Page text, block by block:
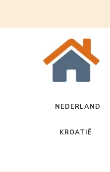
NEDERLAND
KROATIË